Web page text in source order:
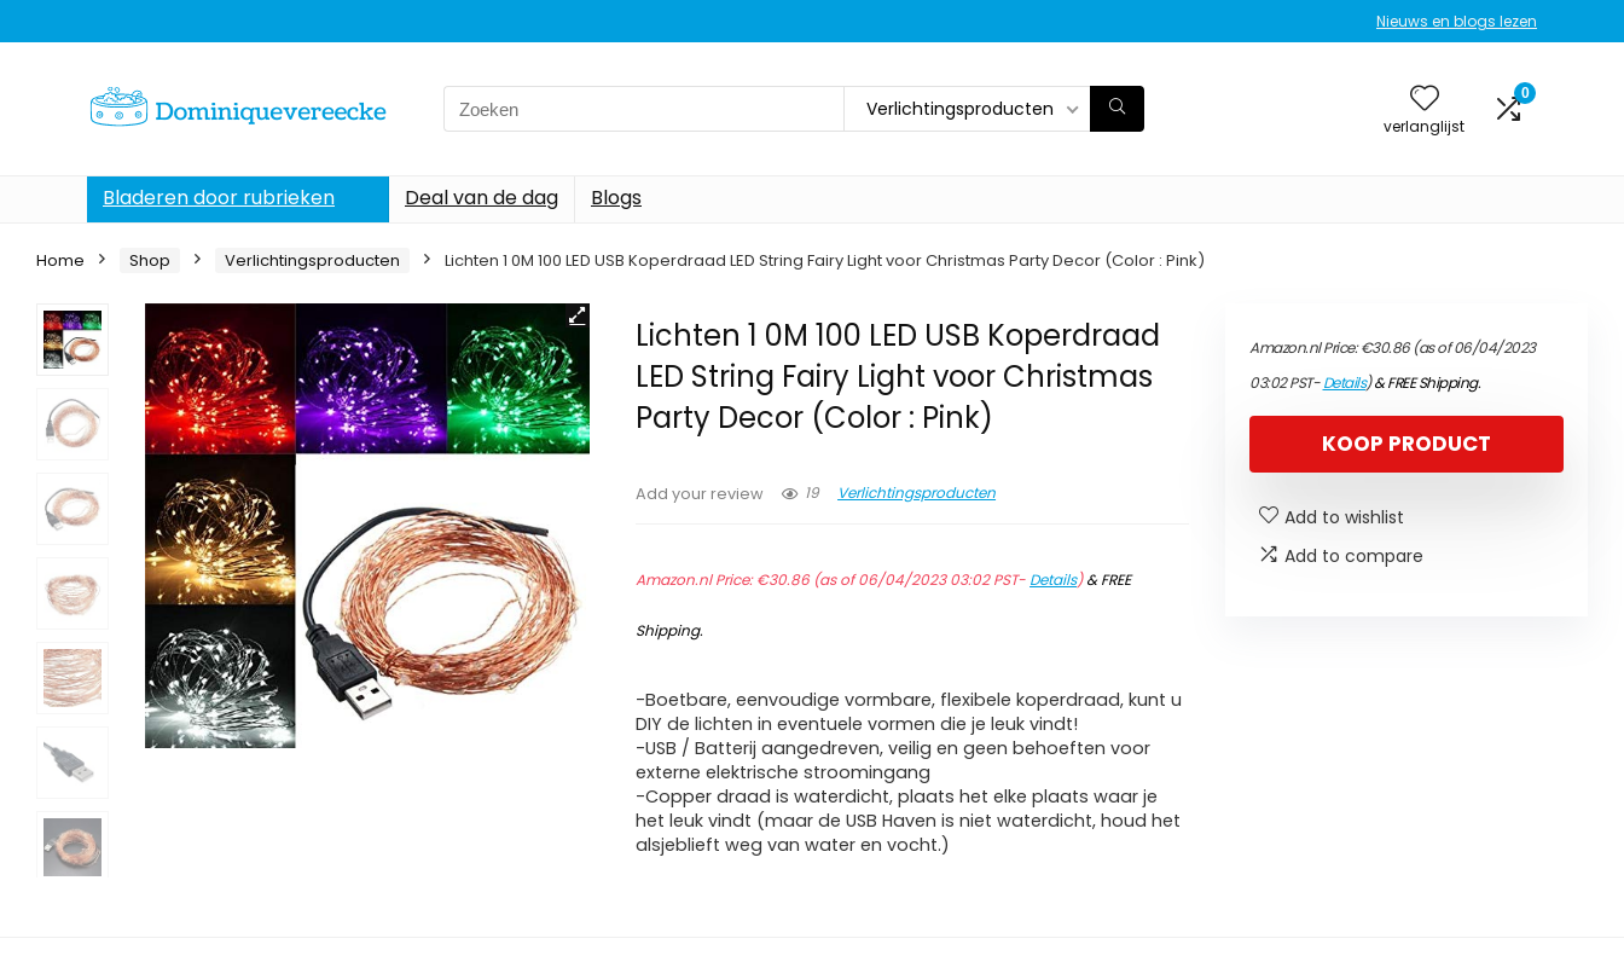
Nieuws en blogs lezen
Search
for:
Verlichtingsproducten
verlanglijst
0
Bladeren door rubrieken Deal van de dag Blogs
Home Shop Verlichtingsproducten Lichten 1 0M 100 LED USB Koperdraad LED String Fairy Light voor Christmas Party Decor (Color : Pink)
Lichten 1 0M 100 LED USB Koperdraad
LED String Fairy Light voor Christmas
Party Decor (Color : Pink)
Add your review 19 Verlichtingsproducten
Amazon.nl Price:€30.86(as of 06/04/2023 03:02 PST- Details)&FREE
Shipping.
-Boetbare, eenvoudige vormbare, flexibele koperdraad, kunt u
DIY de lichten in eventuele vormen die je leuk vindt!
-USB / Batterij aangedreven, veilig en geen behoeften voor
externe elektrische stroomingang
-Copper draad is waterdicht, plaats het elke plaats waar je
het leuk vindt (maar de USB Haven is niet waterdicht, houd het
alsjeblieft weg van water en vocht.)
Amazon.nl Price:€30.86(as of 06/04/2023
03:02 PST-Details)&FREE Shipping.
KOOP PRODUCT
Add to wishlist
Add to compare